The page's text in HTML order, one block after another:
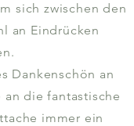
sich zwischen den
an Eindrücken
Dankenschön an
die fantastische
immer ein